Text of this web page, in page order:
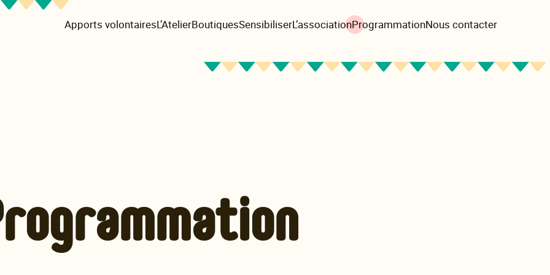
Apports volontairesL’AtelierBoutiquesSensibiliserL’associationProgrammationNous contacter